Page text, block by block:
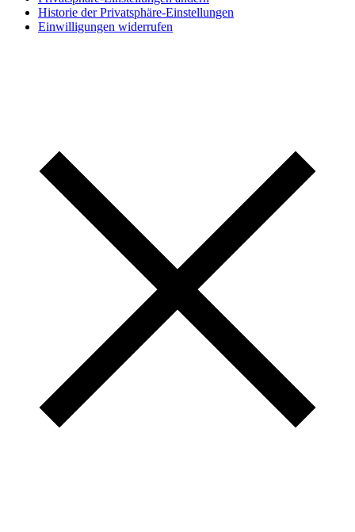
Historie der Privatsphäre-Einstellungen
Einwilligungen widerrufen